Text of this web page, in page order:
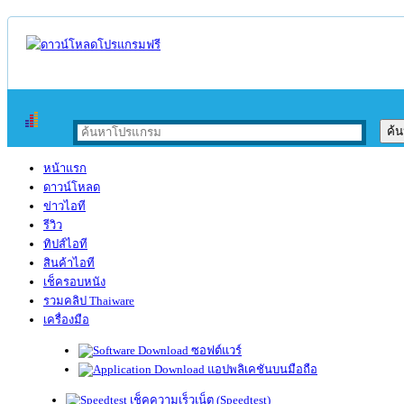
หน้าแรก
ดาวน์โหลด
ข่าวไอที
รีวิว
ทิปส์ไอที
สินค้าไอที
เช็ครอบหนัง
รวมคลิป Thaiware
เครื่องมือ
ซอฟต์แวร์
แอปพลิเคชันบนมือถือ
เช็คความเร็วเน็ต (Speedtest)